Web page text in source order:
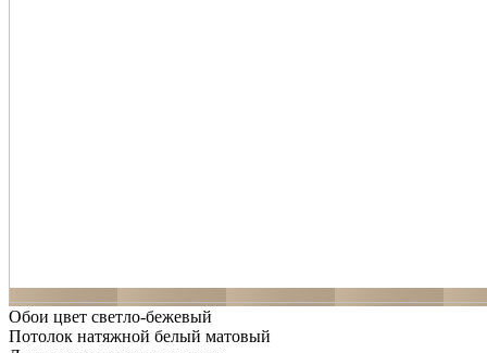
Обои цвет светло-бежевый
Потолок натяжной белый матовый